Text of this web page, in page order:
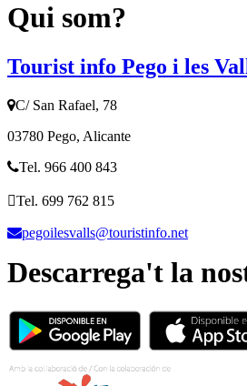
Qui som?
Tourist info Pego i les
C/ San Rafael, 78
03780 Pego, Alicante
Tel. 966 400 843
Tel. 699 762 815
pegoilesvalls@touristinfo.net
Descarrega't la